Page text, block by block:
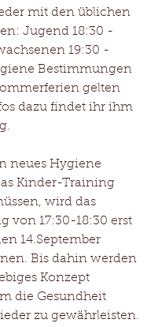
mit den üblichen
Jugend 18:30 -
19:30 -
Bestimmungen
gelten
dazu findet ihr ihm
neues Hygiene
Kinder-Training
wird das
von 17:30-18:30 erst
14.September
Bis dahin werden
Konzept
die Gesundheit
zu gewährleisten.